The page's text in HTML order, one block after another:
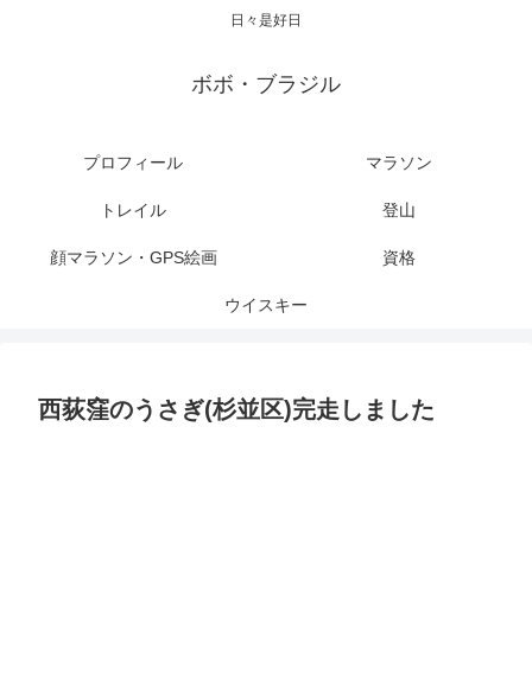
日々是好日
ボボ・ブラジル
プロフィール マラソン
トレイル 登山
顔マラソン・GPS絵画 資格
ウイスキー
西荻窪のうさぎ(杉並区)完走しました